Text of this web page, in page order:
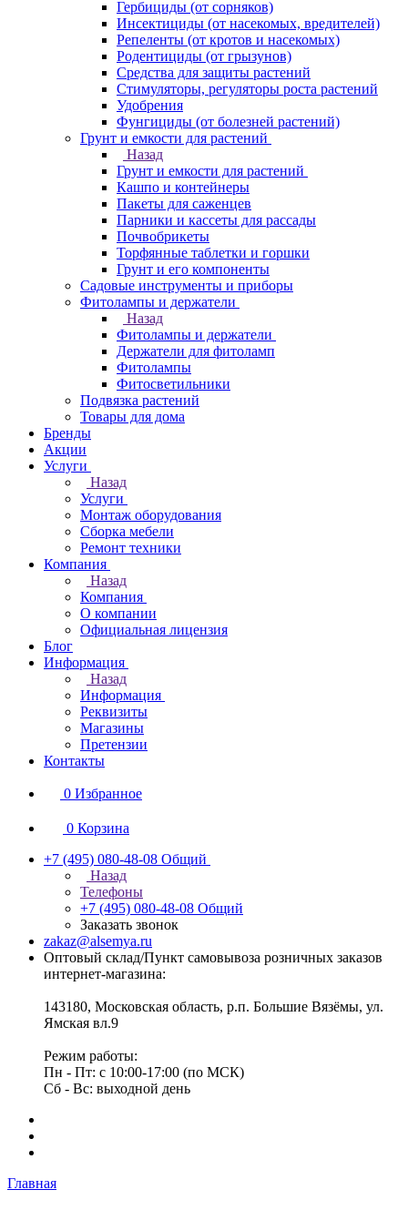
Гербициды (от сорняков)
Инсектициды (от насекомых, вредителей)
Репеленты (от кротов и насекомых)
Родентициды (от грызунов)
Средства для защиты растений
Стимуляторы, регуляторы роста растений
Удобрения
Фунгициды (от болезней растений)
Грунт и емкости для растений
Назад
Грунт и емкости для растений
Кашпо и контейнеры
Пакеты для саженцев
Парники и кассеты для рассады
Почвобрикеты
Торфянные таблетки и горшки
Грунт и его компоненты
Садовые инструменты и приборы
Фитолампы и держатели
Назад
Фитолампы и держатели
Держатели для фитоламп
Фитолампы
Фитосветильники
Подвязка растений
Товары для дома
Бренды
Акции
Услуги
Назад
Услуги
Монтаж оборудования
Сборка мебели
Ремонт техники
Компания
Назад
Компания
О компании
Официальная лицензия
Блог
Информация
Назад
Информация
Реквизиты
Магазины
Претензии
Контакты
0 Избранное
0 Корзина
+7 (495) 080-48-08 Общий
Назад
Телефоны
+7 (495) 080-48-08 Общий
Заказать звонок
zakaz@alsemya.ru
Оптовый склад/Пункт самовывоза розничных заказов
интернет-магазина:
143180, Московская область, р.п. Большие Вязёмы, ул.
Ямская вл.9
Режим работы:
Пн - Пт: с 10:00-17:00 (по МСК)
Сб - Вс: выходной день
Главная